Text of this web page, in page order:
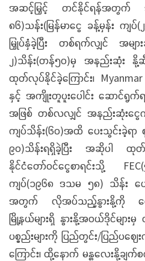
အဆင့်မြှင့် တင်နိုင်ရန်အတွက်
၈၆)သန်း(မြန်မာငွေ ခန့်မှန်း ကျ
မြှုပ်နှံခဲ့ပြီး တစ်ရက်လျှင် အမျ
၂)သိန်း(တန်၅၀)မှ အနည်းဆုံး နို့
ထုတ်လုပ်နိုင်ခဲ့ကြောင်း၊
နှင့် အကျိုးတူပူးပေါင်း ဆောင်ရွက်
အဖြစ် တစ်လလျှင် အနည်းဆုံးငွေက
ကျပ်သိန်း(၆၀)အထိ ပေးသွင်းခဲ့ရာ
၉၀)သိန်းရရှိခဲ့ပြီး အဆိုပါ ထုတ်
နိုင်ငံတော်ဝင်ငွေစာရင်းသို့
ကျပ်(၁၉၆၈ ဒသမ ၅၈) သိန်း ပေး
အတွက် လိုအပ်သည့်နွားနို့ကို ကျေ
မြို့နယ်များရှိ နွားနို့အဝယ်ဒိုင်များ
ပစ္စည်းများကို ပြည်တွင်း/ပြည်ပ
ကြောင်း၊ ထို့နောက် မန္တလေးနို့ချ